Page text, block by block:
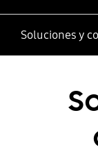
Soluciones y